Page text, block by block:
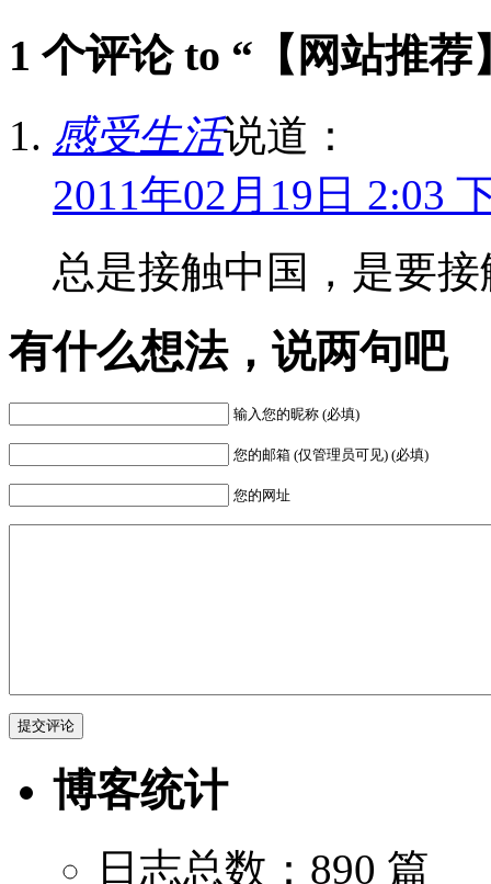
1 个评论 to “【网站推
感受生活说道：
2011年02月19日 2:03
总是接触中国，是要
有什么想法，说两句吧
输入您的昵称 (必填)
您的邮箱 (仅管理员可见) (必填)
您的网址
博客统计
日志总数：890 篇